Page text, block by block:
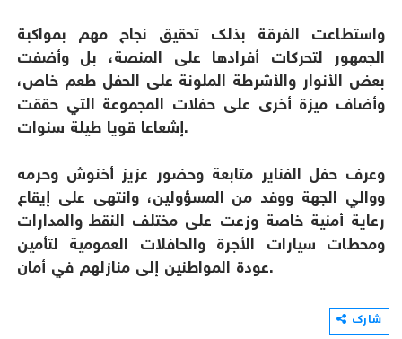
واستطاعت الفرقة بذلك تحقيق نجاح مهم بمواكبة
الجمهور لتحركات أفرادها على المنصة، بل وأضفت
بعض الأنوار والأشرطة الملونة على الحفل طعم خاص،
وأضاف ميزة أخرى على حفلات المجموعة التي حققت
إشعاعا قويا طيلة سنوات.
وعرف حفل الفناير متابعة وحضور عزيز أخنوش وحرمه
ووالي الجهة ووفد من المسؤولين، وانتهى على إيقاع
رعاية أمنية خاصة وزعت على مختلف النقط والمدارات
ومحطات سيارات الأجرة والحافلات العمومية لتأمين
عودة المواطنين إلى منازلهم في أمان.
شارك